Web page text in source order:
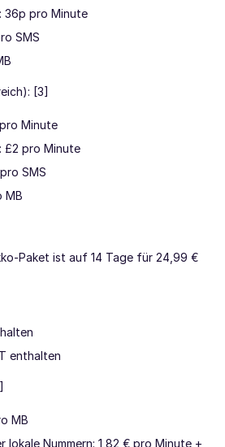
36p pro Minute
SMS
[3]
Minute
£2 pro Minute
SMS
MB
Paket ist auf 14 Tage für 24,99 €
enthalten
MB
lokale Nummern: 1,82 € pro Minute +